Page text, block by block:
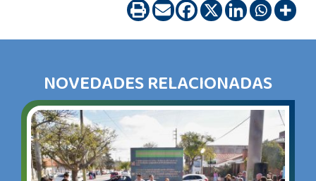
NOVEDADES RELACIONADAS